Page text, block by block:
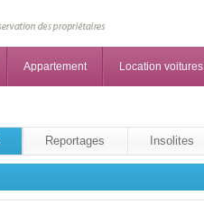
Appartement Location voitures
Reportages Insolites